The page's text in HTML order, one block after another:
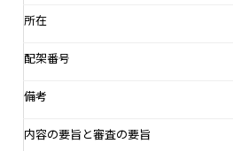
所在
配架番号
備考
内容の要旨と審査の要旨